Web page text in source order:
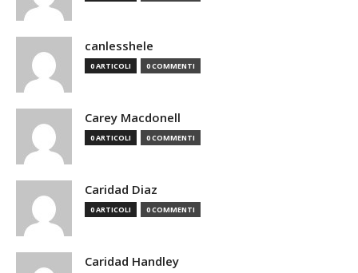
canlesshele
0 ARTICOLI 0 COMMENTI
Carey Macdonell
0 ARTICOLI 0 COMMENTI
Caridad Diaz
0 ARTICOLI 0 COMMENTI
Caridad Handley